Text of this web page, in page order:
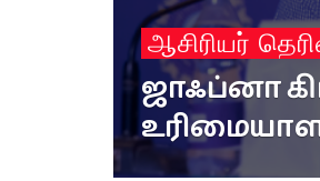
ஆசிரியர்
ஜாஃப்னா